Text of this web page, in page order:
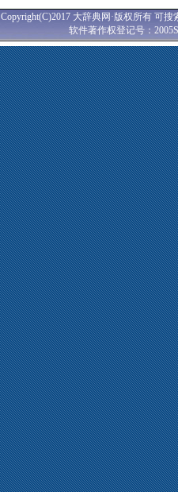
Copyright(C)2017 大辞典网·版权所有 可
软件著作权登记号：